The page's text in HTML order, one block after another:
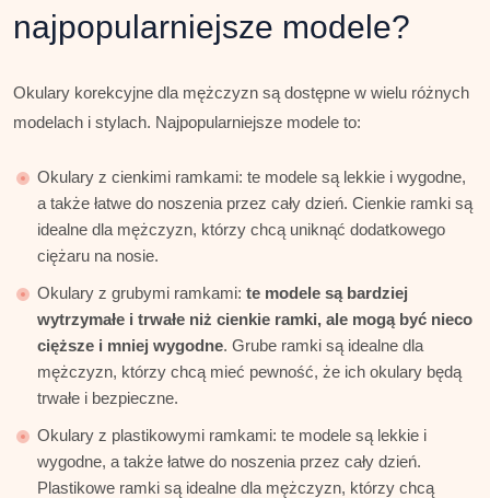
najpopularniejsze modele?
Okulary korekcyjne dla mężczyzn są dostępne w wielu różnych
modelach i stylach. Najpopularniejsze modele to:
Okulary z cienkimi ramkami: te modele są lekkie i wygodne,
a także łatwe do noszenia przez cały dzień. Cienkie ramki są
idealne dla mężczyzn, którzy chcą uniknąć dodatkowego
ciężaru na nosie.
Okulary z grubymi ramkami: te modele są bardziej
wytrzymałe i trwałe niż cienkie ramki, ale mogą być nieco
cięższe i mniej wygodne. Grube ramki są idealne dla
mężczyzn, którzy chcą mieć pewność, że ich okulary będą
trwałe i bezpieczne.
Okulary z plastikowymi ramkami: te modele są lekkie i
wygodne, a także łatwe do noszenia przez cały dzień.
Plastikowe ramki są idealne dla mężczyzn, którzy chcą